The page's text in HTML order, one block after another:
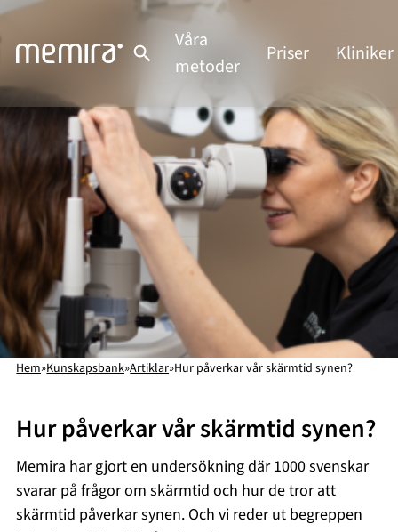
Hoppa
till
innehåll
Våra
metoder
Priser Kliniker
Hem»Kunskapsbank»Artiklar»Hur påverkar vår skärmtid synen?
Hur påverkar vår skärmtid synen?
Memira har gjort en undersökning där 1000 svenskar
svarar på frågor om skärmtid och hur de tror att
skärmtid påverkar synen. Och vi reder ut begreppen